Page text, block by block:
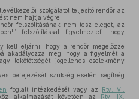
szolgálatot teljesítő rendőr az
nem hajtja végre.
felszólításának nem tesz eleget, az
felszólítással figyelmezteti, hogy
kell eljárni, hogy a rendőr megelőzze
akadályozza meg, hogy a figyelmét a
lekötöttségét jogellenes cselekmény
befejezését szükség esetén segítség
foglalt intézkedését vagy az Rtv. VI.
alkalmazását követően az Rtv. IX.